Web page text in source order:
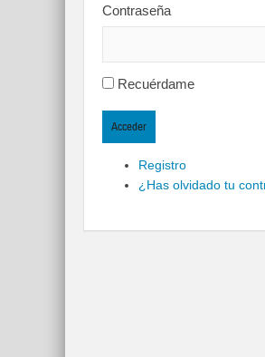
Contraseña
Recuérdame
Acceder
Registro
¿Has olvidado tu